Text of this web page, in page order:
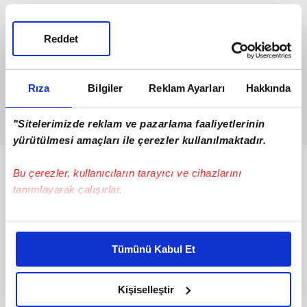
Rıza Bilgiler Reklam Ayarları Hakkında
"Sitelerimizde reklam ve pazarlama faaliyetlerinin
yürütülmesi amaçları ile çerezler kullanılmaktadır.
Bu çerezler, kullanıcıların tarayıcı ve cihazlarını
tanımlayarak çalışırlar.
Bu çerezlere izin vermeniz halinde sizlere özel
daha iyi reklam deneyimi yaşatabiliriz. Bunu yaparken
amacımızın size daha iyi bir reklam deneyimi sunmak
olduğunu ve sizlere en iyi içerikleri sunabilmek adına
elimizden gelen çabayı gösterdiğimizi ve bu noktada,
Tümünü Kabul Et
Kişiselleştir
Reddet
Bunlar da Var